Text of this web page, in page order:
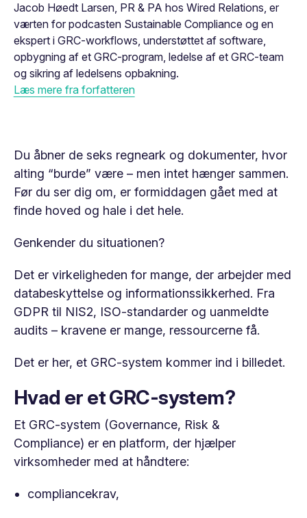
Jacob Høedt Larsen, PR & PA hos Wired Relations, er
værten for podcasten Sustainable Compliance og en
ekspert i GRC-workflows, understøttet af software,
opbygning af et GRC-program, ledelse af et GRC-team
og sikring af ledelsens opbakning.
Læs mere fra forfatteren
Du åbner de seks regneark og dokumenter, hvor
alting “burde” være – men intet hænger sammen.
Før du ser dig om, er formiddagen gået med at
finde hoved og hale i det hele.
Genkender du situationen?
Det er virkeligheden for mange, der arbejder med
databeskyttelse og informationssikkerhed. Fra
GDPR til NIS2, ISO-standarder og uanmeldte
audits – kravene er mange, ressourcerne få.
Det er her, et GRC-system kommer ind i billedet.
Hvad er et GRC-system?
Et GRC-system (Governance, Risk &
Compliance) er en platform, der hjælper
virksomheder med at håndtere:
compliancekrav,